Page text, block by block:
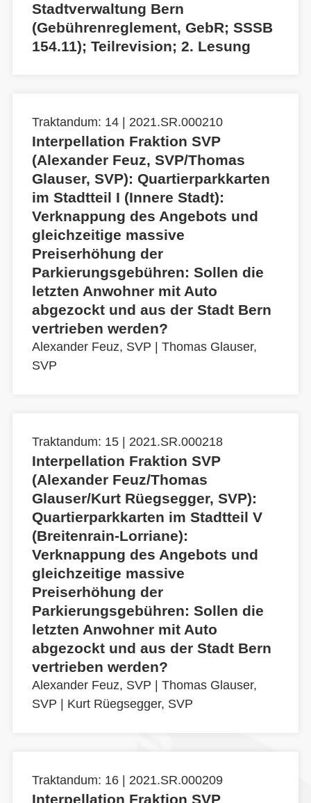
Stadtverwaltung Bern
(Gebührenreglement, GebR; SSSB
154.11); Teilrevision; 2. Lesung
Traktandum: 14 | 2021.SR.000210
Interpellation Fraktion SVP
(Alexander Feuz, SVP/Thomas
Glauser, SVP): Quartierparkkarten
im Stadtteil I (Innere Stadt):
Verknappung des Angebots und
gleichzeitige massive
Preiserhöhung der
Parkierungsgebühren: Sollen die
letzten Anwohner mit Auto
abgezockt und aus der Stadt Bern
vertrieben werden?
Alexander Feuz, SVP
Thomas Glauser,
SVP
Traktandum: 15 | 2021.SR.000218
Interpellation Fraktion SVP
(Alexander Feuz/Thomas
Glauser/Kurt Rüegsegger, SVP):
Quartierparkkarten im Stadtteil V
(Breitenrain-Lorriane):
Verknappung des Angebots und
gleichzeitige massive
Preiserhöhung der
Parkierungsgebühren: Sollen die
letzten Anwohner mit Auto
abgezockt und aus der Stadt Bern
vertrieben werden?
Alexander Feuz, SVP
Thomas Glauser,
SVP
Kurt Rüegsegger, SVP
Traktandum: 16 | 2021.SR.000209
Interpellation Fraktion SVP